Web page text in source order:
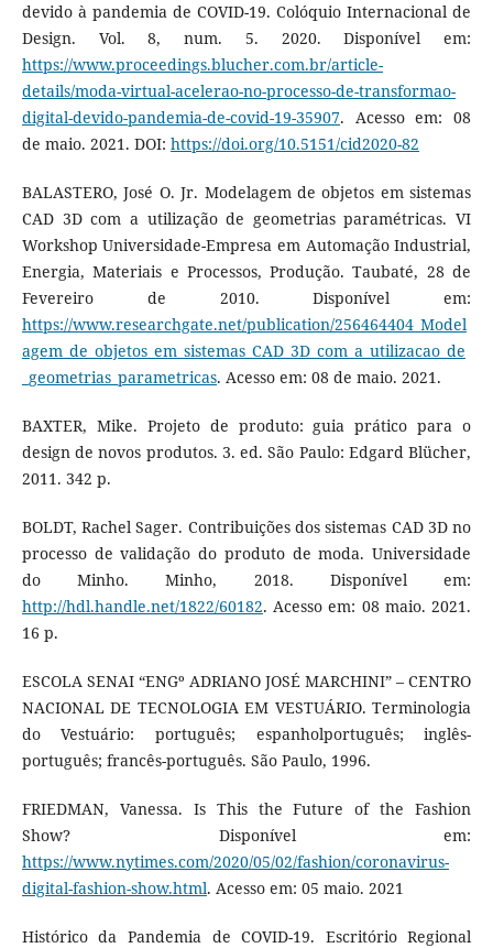
devido à pandemia de COVID-19. Colóquio Internacional de
Design. Vol. 8, num. 5. 2020. Disponível em:
https://www.proceedings.blucher.com.br/article-
details/moda-virtual-acelerao-no-processo-de-transformao-
digital-devido-pandemia-de-covid-19-35907. Acesso em: 08
de maio. 2021. DOI: https://doi.org/10.5151/cid2020-82
BALASTERO, José O. Jr. Modelagem de objetos em sistemas
CAD 3D com a utilização de geometrias paramétricas. VI
Workshop Universidade-Empresa em Automação Industrial,
Energia, Materiais e Processos, Produção. Taubaté, 28 de
Fevereiro de 2010. Disponível em:
https://www.researchgate.net/publication/256464404_Model
agem_de_objetos_em_sistemas_CAD_3D_com_a_utilizacao_de
_geometrias_parametricas. Acesso em: 08 de maio. 2021.
BAXTER, Mike. Projeto de produto: guia prático para o
design de novos produtos. 3. ed. São Paulo: Edgard Blücher,
2011. 342 p.
BOLDT, Rachel Sager. Contribuições dos sistemas CAD 3D no
processo de validação do produto de moda. Universidade
do Minho. Minho, 2018. Disponível em:
http://hdl.handle.net/1822/60182. Acesso em: 08 maio. 2021.
16 p.
ESCOLA SENAI “ENGº ADRIANO JOSÉ MARCHINI” – CENTRO
NACIONAL DE TECNOLOGIA EM VESTUÁRIO. Terminologia
do Vestuário: português; espanholportuguês; inglês-
português; francês-português. São Paulo, 1996.
FRIEDMAN, Vanessa. Is This the Future of the Fashion
Show? Disponível em:
https://www.nytimes.com/2020/05/02/fashion/coronavirus-
digital-fashion-show.html. Acesso em: 05 maio. 2021
Histórico da Pandemia de COVID-19. Escritório Regional